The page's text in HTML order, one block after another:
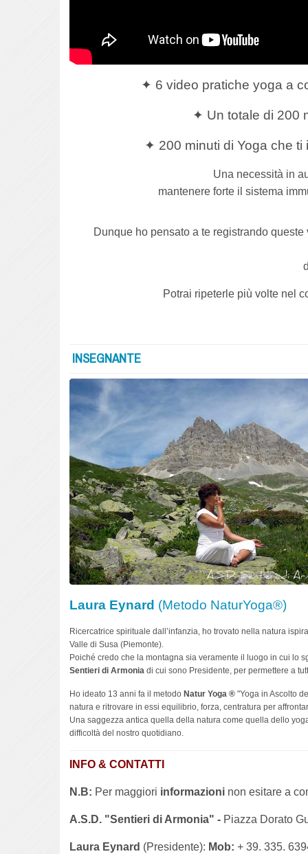
✦ 6 video pratiche yoga a
✦ Un totale di 200
✦ 200 minuti di Yoga che
Una necessità in
mantenere forte il sistema
Dunque ho pensato a te registrando
Potrai ripeterle più volte nel
INSEGNANTE
Laura Eynard (Metodo NaturYoga®)
Ricercatrice spirituale dall’infanzia, ho trovato nella natura
Valle di Susa (Piemonte).
Poiché credo che la montagna sia veramente il luogo in cui lo
Sentieri di Armonia di cui sono Presidente, per permettere a
Ho ideato 13 anni fa il metodo Natur Yoga ®"Yoga in Ascolto
natura e ritrovare in essi equilibrio, forza, centratura per
Una saggezza antica quella della natura come quella dello
difficoltà del nostro quotidiano.
INFO & CONTATTI
N.B: Per maggiori informazioni non esitare a
A.S.D. "Sentieri di Armonia" - Piazza Dorato
Laura Eynard (Presidente): Mob: + 39. 335.